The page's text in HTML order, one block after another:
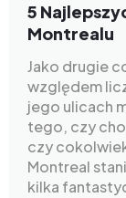
5
Montrealu
Jako drugie
względem
jego ulicach
tego, czy
czy
Montreal
kilka